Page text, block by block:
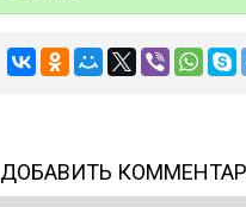
ДОБАВИТЬ